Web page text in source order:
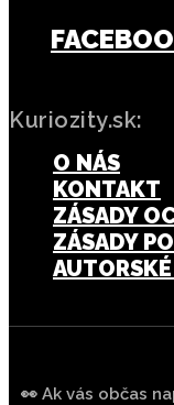
Kuriozity.sk:
O NÁS
KONTAKT
ZÁSADY
ZÁSADY
👀 Ak vás občas